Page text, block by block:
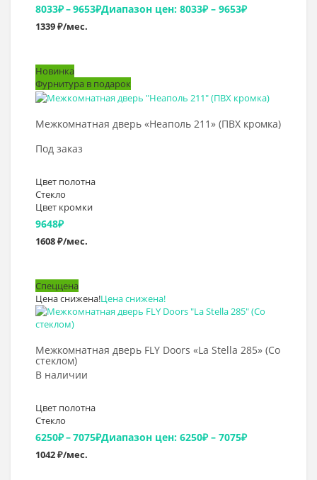
8033₽–9653₽Диапазон цен: 8033₽ – 9653₽
1339 ₽/мес.
Новинка
Фурнитура в подарок
Межкомнатная дверь «Неаполь 211» (ПВХ кромка)
Под заказ
Цвет полотна
Стекло
Цвет кромки
9648₽
1608 ₽/мес.
Выбрать >
Спеццена
Цена снижена!Цена снижена!
Межкомнатная дверь FLY Doors «La Stella 285» (Со
стеклом)
В наличии
Цвет полотна
Стекло
6250₽–7075₽Диапазон цен: 6250₽ – 7075₽
1042 ₽/мес.
Выбрать >